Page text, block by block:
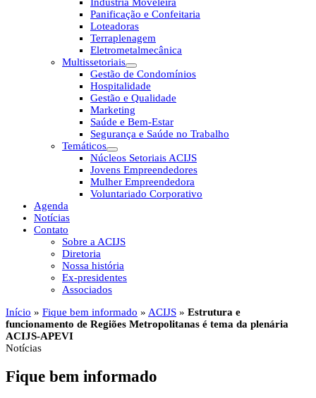
Panificação e Confeitaria
Loteadoras
Terraplenagem
Eletrometalmecânica
Multissetoriais
Gestão de Condomínios
Hospitalidade
Gestão e Qualidade
Marketing
Saúde e Bem-Estar
Segurança e Saúde no Trabalho
Temáticos
Núcleos Setoriais ACIJS
Jovens Empreendedores
Mulher Empreendedora
Voluntariado Corporativo
Agenda
Notícias
Contato
Sobre a ACIJS
Diretoria
Nossa história
Ex-presidentes
Associados
Início » Fique bem informado » ACIJS » Estrutura e
funcionamento de Regiões Metropolitanas é tema da plenária
ACIJS-APEVI
Notícias
Fique bem informado